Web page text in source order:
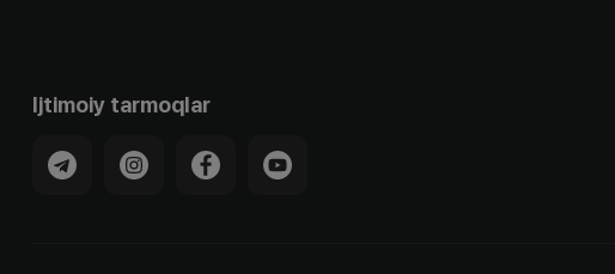
Ijtimoiy tarmoqlar